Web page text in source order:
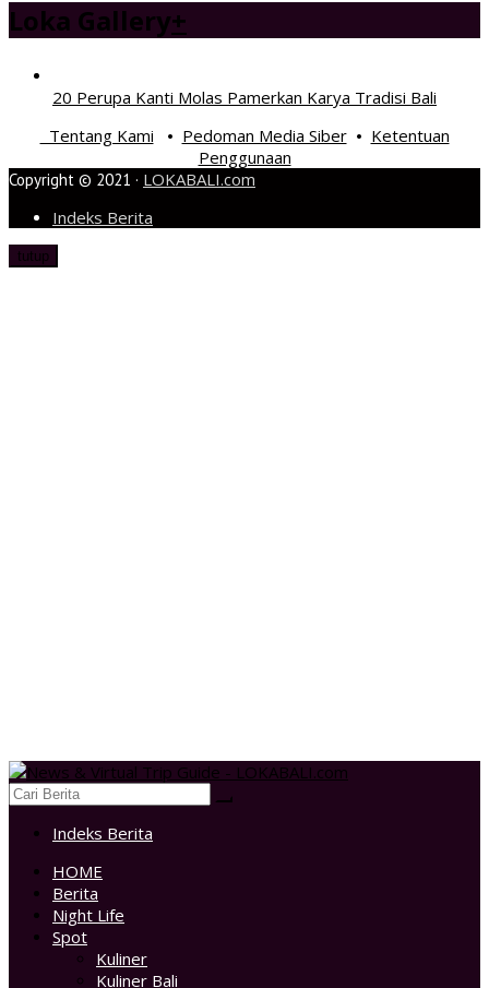
Loka Gallery+
20 Perupa Kanti Molas Pamerkan Karya Tradisi Bali
Tentang Kami • Pedoman Media Siber• Ketentuan
Penggunaan
Copyright © 2021 · LOKABALI.com
Indeks Berita
tutup
Indeks Berita
HOME
Berita
Night Life
Spot
Kuliner
Kuliner Bali